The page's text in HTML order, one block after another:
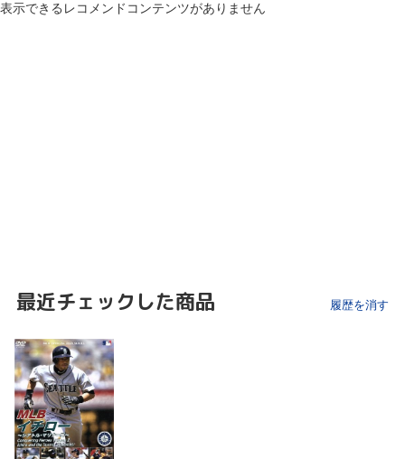
表示できるレコメンドコンテンツがありません
最近チェックした商品 履歴を消す